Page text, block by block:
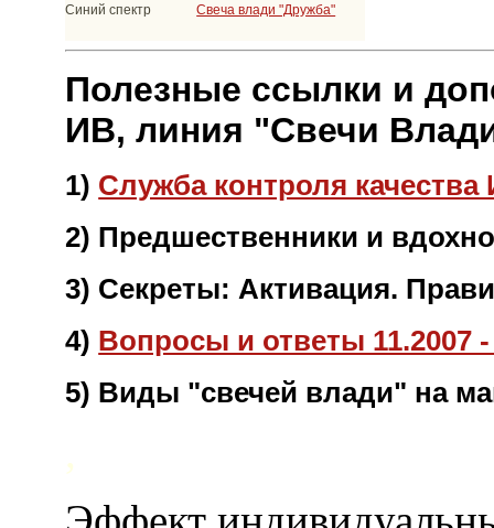
Синий спектр
Свеча влади "Дружба"
Полезные ссылки и
ИВ, линия "Свечи
1) Служба контроля качества
2) Предшественники и
3) Секреты: Активация.
4) Вопросы и ответы 11.2007 -
5) Виды "свечей влади" на
,